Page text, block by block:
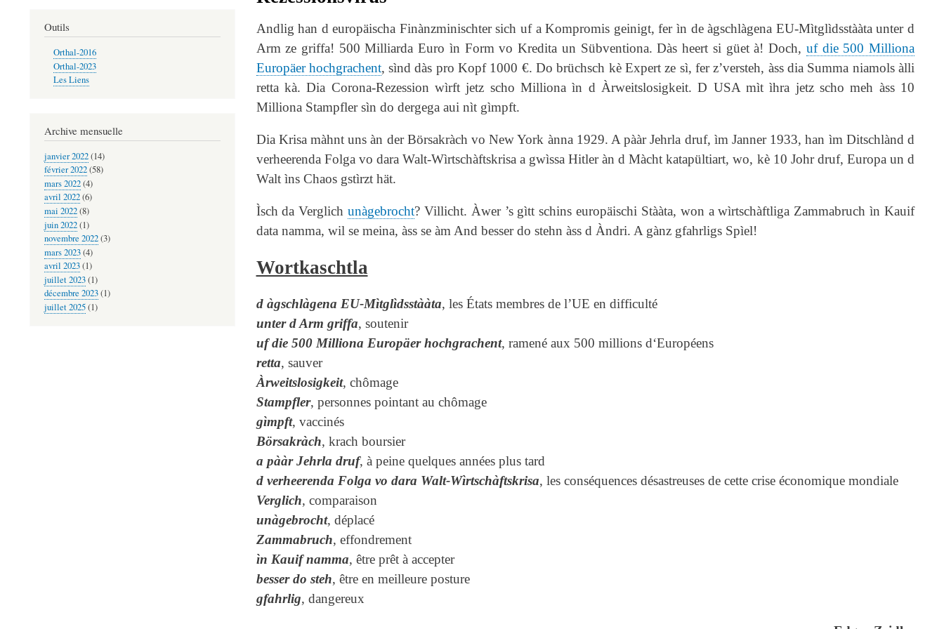
Andlig han d europäischa Finànzminischter sich uf a Kompromis geinigt, fer ìn de àgschlàgena EU-Mìtglìdsstààta unter d
Arm ze griffa! 500 Milliarda Euro ìn Form vo Kredita un Sübventiona. Dàs heert si güet à!Doch, uf die 500 Milliona
Europäer hochgrachent, sìnd dàs pro Kopf 1000 €. Do brüchsch kè Expert ze sì, fer z’versteh, àss dia Summa niamols àlli
retta kà. Dia Corona-Rezession wìrft jetz scho Milliona ìn d Àrweitslosigkeit. D USA mìt ìhra jetz scho meh àss 10
Milliona Stampfler sìn do dergega aui nìt gìmpft.
Dia Krisa màhnt uns àn der Börsakràch vo New York ànna 1929. A pààr Jehrla druf, ìm Janner 1933, han ìm Ditschlànd d
verheerenda Folga vo dara Walt-Wìrtschàftskrisa a gwìssa Hitler àn d Màcht katapültiart, wo, kè 10 Johr druf, Europa un d
Walt ìns Chaos gstìrzt hät.
Ìsch da Verglichunàgebrocht? Villicht. Àwer ’s gìtt schins europäischi Stààta, won a wìrtschàftliga Zammabruch ìn Kauif
data namma, wil se meina, àss se àm And besser do stehn àss d Àndri. A gànz gfahrligs Spìel!
Wortkaschtla
d àgschlàgena EU-Mìtglìdsstààta, les États membres de l’UE en difficulté
unter d Arm griffa, soutenir
uf die 500 Milliona Europäer hochgrachent, ramené aux 500 millions d‘Européens
retta, sauver
Àrweitslosigkeit, chômage
Stampfler, personnes pointant au chômage
gìmpft, vaccinés
Börsakràch, krach boursier
a pààr Jehrla druf, à peine quelques années plus tard
d verheerenda Folga vo dara Walt-Wìrtschàftskrisa, les conséquences désastreuses de cette crise économique mondiale
Verglich, comparaison
unàgebrocht, déplacé
Zammabruch, effondrement
ìn Kauif namma, être prêt à accepter
besser do steh, être en meilleure posture
gfahrlig, dangereux
Outils
Orthal-2016
Orthal-2023
Les Liens
Archive mensuelle
janvier 2022(14)
février 2022(58)
mars 2022(4)
avril 2022(6)
mai 2022(8)
juin 2022(1)
novembre 2022(3)
mars 2023(4)
avril 2023(1)
juillet 2023(1)
décembre 2023(1)
juillet 2025(1)